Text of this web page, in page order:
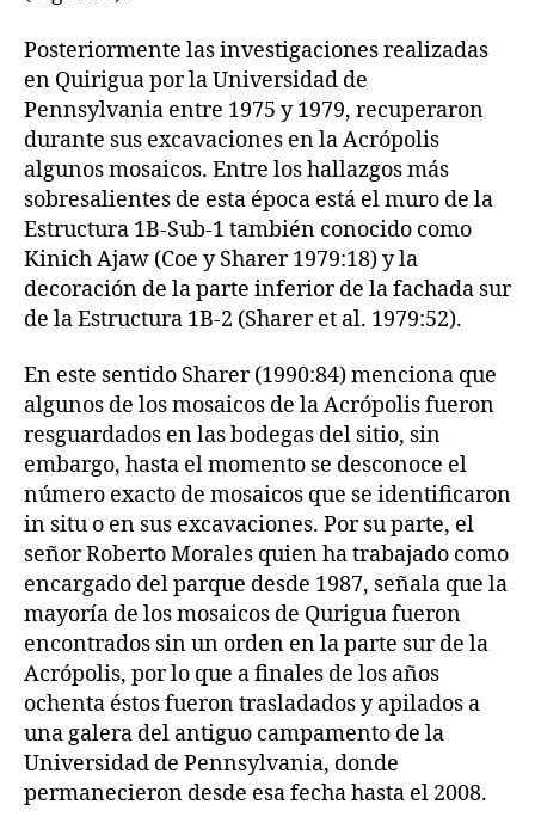
Posteriormente las investigaciones realizadas
en Quirigua por la Universidad de
Pennsylvania entre 1975 y 1979, recuperaron
durante sus excavaciones en la Acrópolis
algunos mosaicos. Entre los hallazgos más
sobresalientes de esta época está el muro de la
Estructura 1B-Sub-1 también conocido como
Kinich Ajaw (Coe y Sharer 1979:18) y la
decoración de la parte inferior de la fachada sur
de la Estructura 1B-2 (Sharer et al. 1979:52).
En este sentido Sharer (1990:84) menciona que
algunos de los mosaicos de la Acrópolis fueron
resguardados en las bodegas del sitio, sin
embargo, hasta el momento se desconoce el
número exacto de mosaicos que se identificaron
in situ o en sus excavaciones. Por su parte, el
señor Roberto Morales quien ha trabajado como
encargado del parque desde 1987, señala que la
mayoría de los mosaicos de Qurigua fueron
encontrados sin un orden en la parte sur de la
Acrópolis, por lo que a finales de los años
ochenta éstos fueron trasladados y apilados a
una galera del antiguo campamento de la
Universidad de Pennsylvania, donde
permanecieron desde esa fecha hasta el 2008.